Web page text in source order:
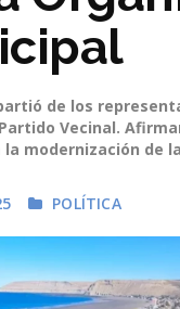
de los
Vecinal.
modernización de
POLÍTICA